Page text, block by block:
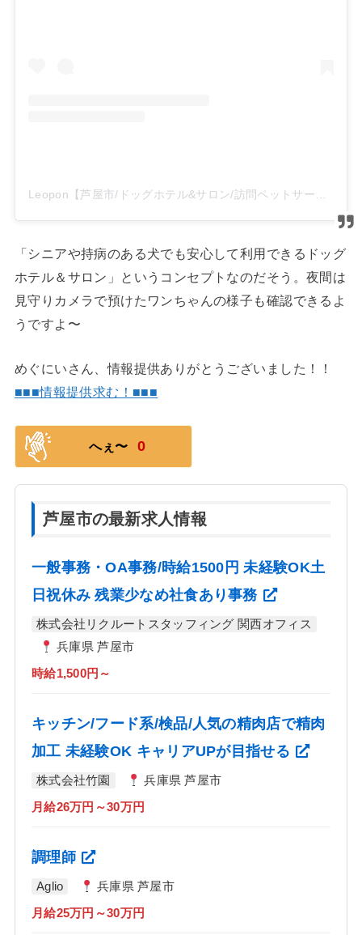
Leopon【芦屋市/ドッグホテル&サロン/訪問ペットサービス】(@leopon_61)がシェアした投稿
「シニアや持病のある犬でも安心して利用できるドッグ
ホテル＆サロン」というコンセプトなのだそう。夜間は
見守りカメラで預けたワンちゃんの様子も確認できるよ
うですよ〜
めぐにいさん、情報提供ありがとうございました！！
■■■情報提供求む！■■■
へぇ〜 0
芦屋市の最新求人情報
一般事務・OA事務/時給1500円 未経験OK土
日祝休み 残業少なめ社食あり事務
株式会社リクルートスタッフィング 関西オフィス
兵庫県 芦屋市
時給1,500円～
キッチン/フード系/検品/人気の精肉店で精肉
加工 未経験OK キャリアUPが目指せる
株式会社竹園 兵庫県 芦屋市
月給26万円～30万円
調理師
Aglio 兵庫県 芦屋市
月給25万円～30万円